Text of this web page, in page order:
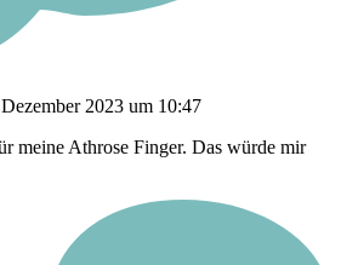
2023 um 10:47
meine Athrose Finger. Das würde mir